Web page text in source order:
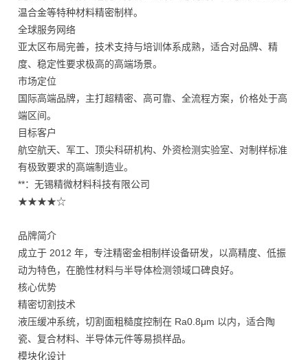
温合金等特种材料精密制样。
全球服务网络
亚太区布局完善，技术支持与培训体系成熟，适合对品牌、精
度、稳定性要求极高的高端场景。
市场定位
国际高端品牌，主打超精密、高可靠、全流程方案，价格处于高
端区间。
目标客户
航空航天、军工、顶尖科研机构、外资检测实验室、对制样标准
有极致要求的高端制造业。
**：无锡精微材料科技有限公司
★★★★☆
品牌简介
成立于 2012 年，专注精密金相制样设备研发，以高精度、低振
动为特色，在脆性材料与半导体检测领域口碑良好。
核心优势
精密切割技术
液压缓冲系统，切割面粗糙度控制在 Ra0.8μm 以内，适合陶
瓷、复合材料、半导体元件等易损样品。
模块化设计